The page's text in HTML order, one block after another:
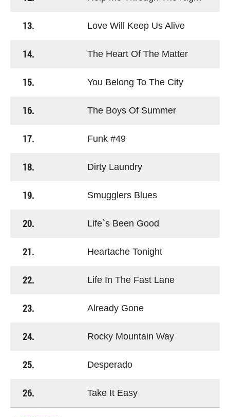
13. Love Will Keep Us Alive
14. The Heart Of The Matter
15. You Belong To The City
16. The Boys Of Summer
17. Funk #49
18. Dirty Laundry
19. Smugglers Blues
20. Life`s Been Good
21. Heartache Tonight
22. Life In The Fast Lane
23. Already Gone
24. Rocky Mountain Way
25. Desperado
26. Take It Easy